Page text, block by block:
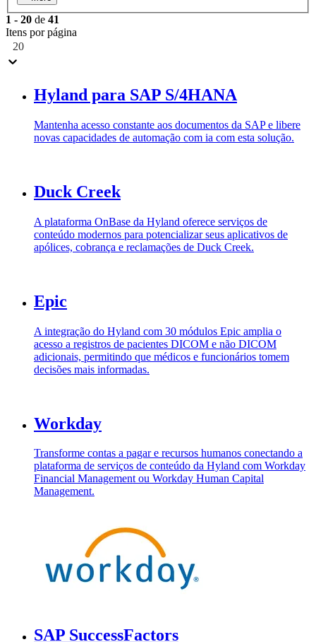
1 - 20 de 41
Itens por página
20
Hyland para SAP S/4HANA
Mantenha acesso constante aos documentos da SAP e libere
novas capacidades de automação com ia com esta solução.
Duck Creek
A plataforma OnBase da Hyland oferece serviços de
conteúdo modernos para potencializar seus aplicativos de
apólices, cobrança e reclamações de Duck Creek.
Epic
A integração do Hyland com 30 módulos Epic amplia o
acesso a registros de pacientes DICOM e não DICOM
adicionais, permitindo que médicos e funcionários tomem
decisões mais informadas.
Workday
Transforme contas a pagar e recursos humanos conectando a
plataforma de serviços de conteúdo da Hyland com Workday
Financial Management ou Workday Human Capital
Management.
SAP SuccessFactors